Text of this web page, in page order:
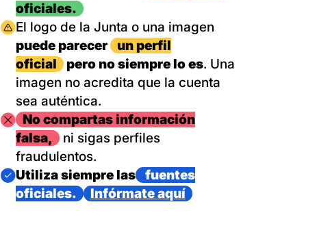
oficiales.
Imagen
El logo de la Junta o una imagen
puede parecer
un perfil
oficial
pero no siempre lo es. Una
imagen no acredita que la cuenta
sea auténtica.
ImagenNo compartas información
falsa,
ni sigas perfiles
fraudulentos.
Imagen
Utiliza siempre las
fuentes
oficiales.
Infórmate aquí